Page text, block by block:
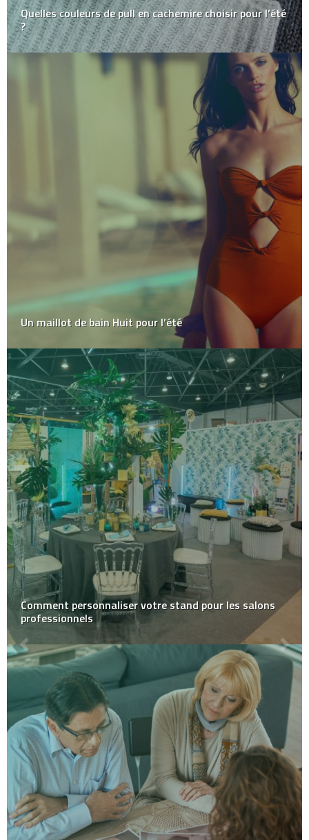
Quelles couleurs de pull en cachemire choisir pour l’été
?
Un maillot de bain Huit pour l’été
Comment personnaliser votre stand pour les salons
professionnels